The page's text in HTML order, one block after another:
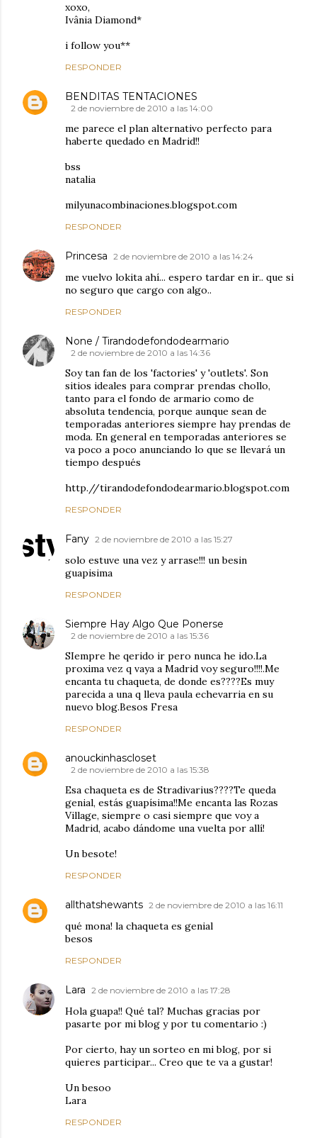
xoxo,
Ivânia Diamond*
i follow you**
RESPONDER
BENDITAS TENTACIONES
2 de noviembre de 2010 a las 14:00
me parece el plan alternativo perfecto para
haberte quedado en Madrid!!
bss
natalia
milyunacombinaciones.blogspot.com
RESPONDER
Princesa 2 de noviembre de 2010 a las 14:24
me vuelvo lokita ahí... espero tardar en ir.. que si
no seguro que cargo con algo..
RESPONDER
None / Tirandodefondodearmario
2 de noviembre de 2010 a las 14:36
Soy tan fan de los 'factories' y 'outlets'. Son
sitios ideales para comprar prendas chollo,
tanto para el fondo de armario como de
absoluta tendencia, porque aunque sean de
temporadas anteriores siempre hay prendas de
moda. En general en temporadas anteriores se
va poco a poco anunciando lo que se llevará un
tiempo después
http.//tirandodefondodearmario.blogspot.com
RESPONDER
Fany 2 de noviembre de 2010 a las 15:27
solo estuve una vez y arrase!!! un besin
guapisima
RESPONDER
Siempre Hay Algo Que Ponerse
2 de noviembre de 2010 a las 15:36
SIempre he qerido ir pero nunca he ido.La
proxima vez q vaya a Madrid voy seguro!!!!.Me
encanta tu chaqueta, de donde es????Es muy
parecida a una q lleva paula echevarria en su
nuevo blog.Besos Fresa
RESPONDER
anouckinhascloset
2 de noviembre de 2010 a las 15:38
Esa chaqueta es de Stradivarius????Te queda
genial, estás guapísima!!Me encanta las Rozas
Village, siempre o casi siempre que voy a
Madrid, acabo dándome una vuelta por allí!
Un besote!
RESPONDER
allthatshewants 2 de noviembre de 2010 a las 16:11
qué mona! la chaqueta es genial
besos
RESPONDER
Lara 2 de noviembre de 2010 a las 17:28
Hola guapa!! Qué tal? Muchas gracias por
pasarte por mi blog y por tu comentario :)
Por cierto, hay un sorteo en mi blog, por si
quieres participar... Creo que te va a gustar!
Un besoo
Lara
RESPONDER